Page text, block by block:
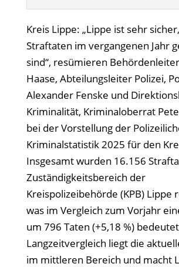
Kreis Lippe: „Lippe ist sehr
Straftaten im vergangenen Jahr
sind“, resümieren
Haase, Abteilungsleiter Polizei,
Alexander Fenske und
Kriminalität, Kriminaloberrat
bei der Vorstellung der
Kriminalstatistik 2025 für den
Insgesamt wurden 16.156
Zuständigkeitsbereich der
Kreispolizeibehörde (KPB) Lippe
was im Vergleich zum Vorjahr
um 796 Taten (+5,18 %)
Langzeitvergleich liegt die
im mittleren Bereich und macht